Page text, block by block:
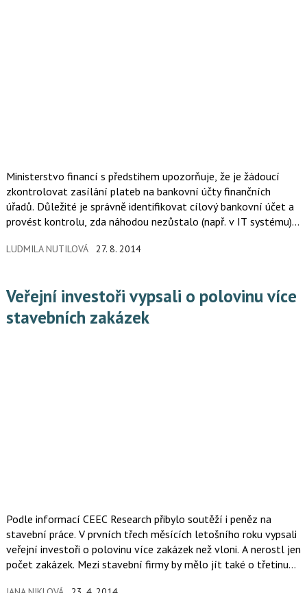
Ministerstvo financí s předstihem upozorňuje, že je žádoucí
zkontrolovat zasílání plateb na bankovní účty finančních
úřadů. Důležité je správně identifikovat cílový bankovní účet a
provést kontrolu, zda náhodou nezůstalo (např. v IT systému)
zaslané na bankovní účty 199 finančních úřadů zrušených k 31.
LUDMILA NUTILOVÁ 27. 8. 2014
Veřejní investoři vypsali o polovinu více
stavebních zakázek
Podle informací CEEC Research přibylo soutěží i peněz na
stavební práce. V prvních třech měsících letošního roku vypsali
veřejní investoři o polovinu více zakázek než vloni. A nerostl jen
počet zakázek. Mezi stavební firmy by mělo jít také o třetinu